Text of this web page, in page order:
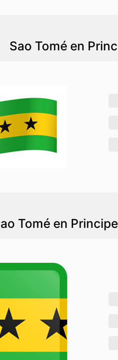
Sao Tomé en
Tomé en